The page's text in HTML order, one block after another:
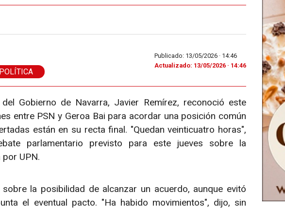
Publicado: 13/05/2026 · 14:46
Actualizado: 13/05/2026 · 14:46
Gobierno de Navarra, Javier Remírez, reconoció este
entre PSN y Geroa Bai para acordar una posición común
están en su recta final. "Quedan veinticuatro horas",
parlamentario previsto para este jueves sobre la
UPN.
la posibilidad de alcanzar un acuerdo, aunque evitó
el eventual pacto. "Ha habido movimientos", dijo, sin